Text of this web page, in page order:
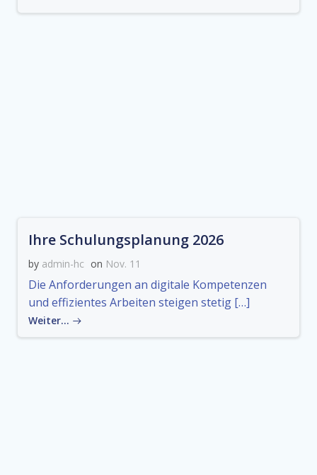
Ihre Schulungsplanung 2026
by admin-hc on Nov. 11
Die Anforderungen an digitale Kompetenzen
und effizientes Arbeiten steigen stetig […]
Weiter…